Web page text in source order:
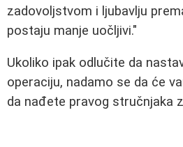
zadovoljstvom i ljubavlju
postaju manje uočljivi."
Ukoliko ipak odlučite da
operaciju, nadamo se da će
da nađete pravog stručnjaka